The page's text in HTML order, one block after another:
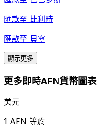
匯款至 比利時
匯款至 貝寧
顯示更多
更多即時AFN貨幣圖表
美元
1 AFN 等於